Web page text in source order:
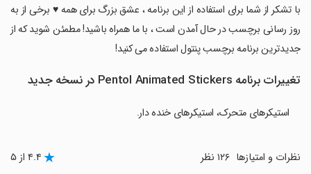
‏‏با تشکر از شما برای استفاده از این برنامه ، عشق بزرگ برای همه ♥️ برخی از به
روز رسانی برچسب در حال آمدن است ، با ما همراه باشید! مطمئن شوید که از
جدیدترین برنامه برچسب پنتول استفاده می کنید!
تغییرات برنامه Pentol Animated Stickers در نسخه جدید
استیکرهای متحرک، استیکرهای خنده دار.
نظرات و امتیازها ۴.۴ از ۵